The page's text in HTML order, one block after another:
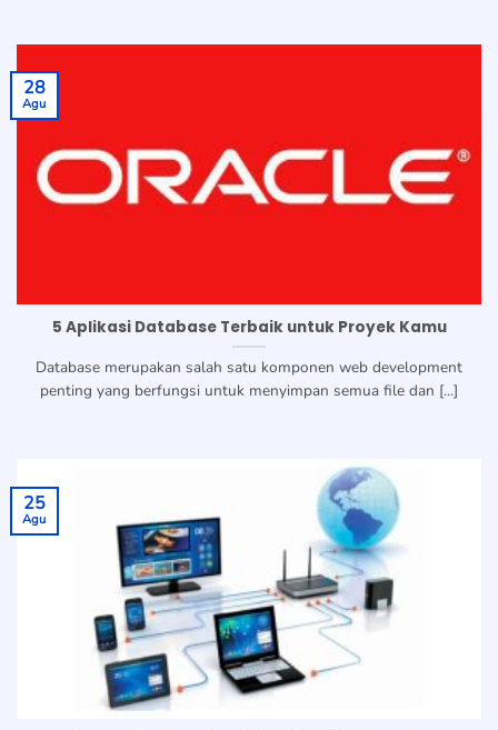
5 Aplikasi Database Terbaik untuk Proyek Kamu
Database merupakan salah satu komponen web development
penting yang berfungsi untuk menyimpan semua file dan [...]
28
Agu
25
Agu